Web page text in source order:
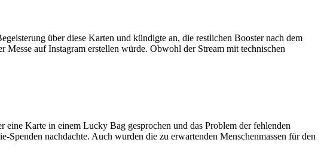
über diese Karten und kündigte an, die restlichen Booster nach dem
auf Instagram erstellen würde. Obwohl der Stream mit technischen
Karte in einem Lucky Bag gesprochen und das Problem der fehlenden
nachdachte. Auch wurden die zu erwartenden Menschenmassen für den